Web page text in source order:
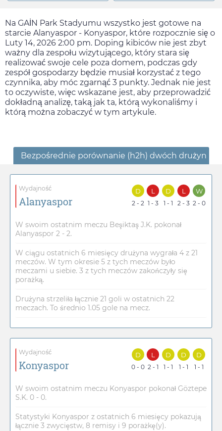
Na GAİN Park Stadyumu wszystko jest gotowe na
starcie Alanyaspor - Konyaspor, które rozpocznie się o
Luty 14, 2026 2:00 pm. Doping kibiców nie jest zbyt
ważny dla zespołu wizytującego, który stara się
realizować swoje cele poza domem, podczas gdy
zespół gospodarzy będzie musiał korzystać z tego
czynnika, aby móc zgarnąć 3 punkty. Jednak nie jest
to oczywiste, więc wskazane jest, aby przeprowadzić
dokładną analizę, taką jak ta, którą wykonaliśmy i
którą można zobaczyć w tym artykule.
Bezpośrednie porównanie (h2h) dwóch drużyn
Wydajność
Alanyaspor
D
2 - 2
L
1 - 3
D
1 - 1
L
2 - 3
W
2 - 0
W swoim ostatnim meczu Beşiktaş J.K. pokonał
Alanyaspor 2 - 2.
W ciągu ostatnich 6 miesięcy drużyna wygrała 4 z 21
meczów. W tym okresie 5 z tych meczów było
meczami u siebie. 3 z tych meczów zakończyły się
porażką.
Drużyna strzeliła łącznie 21 goli w ostatnich 22
meczach. To średnio 1.05 gole na mecz.
Wydajność
Konyaspor
D
0 - 0
L
2 - 1
D
1 - 1
D
1 - 1
D
1 - 1
W swoim ostatnim meczu Konyaspor pokonał Göztepe
S.K. 0 - 0.
Statystyki Konyaspor z ostatnich 6 miesięcy pokazują
łącznie 3 zwycięstw, 8 remisy i 9 porażkę(y).